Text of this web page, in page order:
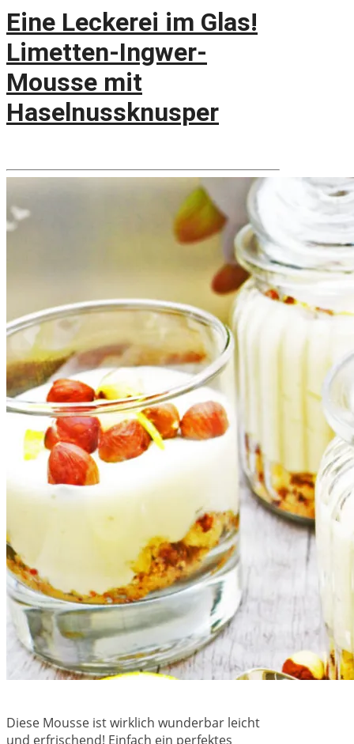
Eine Leckerei im Glas!
Limetten-Ingwer-
Mousse mit
Haselnussknusper
Diese Mousse ist wirklich wunderbar leicht
und erfrischend! Einfach ein perfektes